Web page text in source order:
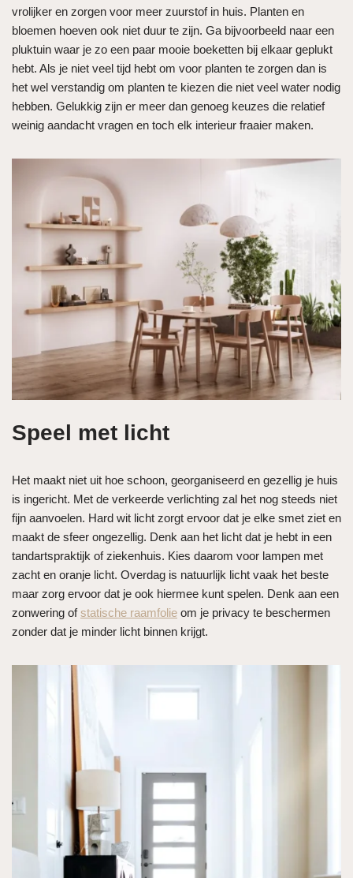
vrolijker en zorgen voor meer zuurstof in huis. Planten en
bloemen hoeven ook niet duur te zijn. Ga bijvoorbeeld naar een
pluktuin waar je zo een paar mooie boeketten bij elkaar geplukt
hebt. Als je niet veel tijd hebt om voor planten te zorgen dan is
het wel verstandig om planten te kiezen die niet veel water nodig
hebben. Gelukkig zijn er meer dan genoeg keuzes die relatief
weinig aandacht vragen en toch elk interieur fraaier maken.
Speel met licht
Het maakt niet uit hoe schoon, georganiseerd en gezellig je huis
is ingericht. Met de verkeerde verlichting zal het nog steeds niet
fijn aanvoelen. Hard wit licht zorgt ervoor dat je elke smet ziet en
maakt de sfeer ongezellig. Denk aan het licht dat je hebt in een
tandartspraktijk of ziekenhuis. Kies daarom voor lampen met
zacht en oranje licht. Overdag is natuurlijk licht vaak het beste
maar zorg ervoor dat je ook hiermee kunt spelen. Denk aan een
zonwering ofstatische raamfolie om je privacy te beschermen
zonder dat je minder licht binnen krijgt.